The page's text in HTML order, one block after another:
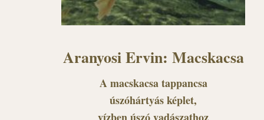
Aranyosi Ervin: Macskacsa
A macskacsa tappancsa
úszóhártyás képlet,